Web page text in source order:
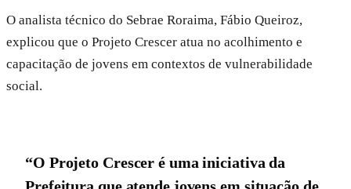
O analista técnico do Sebrae Roraima, Fábio Queiroz,
explicou que o Projeto Crescer atua no acolhimento e
capacitação de jovens em contextos de vulnerabilidade
social.
“O Projeto Crescer é uma iniciativa da
Prefeitura que atende jovens em situação de